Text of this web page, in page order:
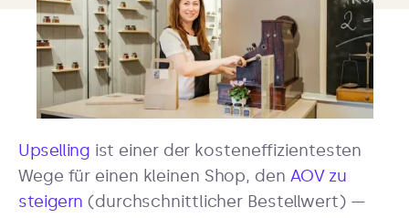
Upselling ist einer der kosteneffizientesten
Wege für einen kleinen Shop, den AOV zu
steigern (durchschnittlicher Bestellwert) —